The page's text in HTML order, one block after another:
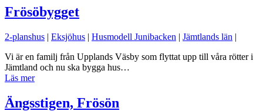
Frösöbygget
2-planshus | Eksjöhus | Husmodell Junibacken | Jämtlands län |
Vi är en familj från Upplands Väsby som flyttat upp till våra rötter i
Jämtland och nu ska bygga hus…
Läs mer
Ängsstigen, Frösön